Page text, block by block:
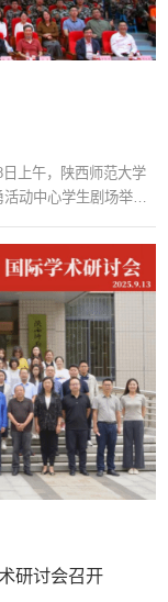
上午，陕西师范大学
动中心学生剧场举
代表王晖教授、曹玮
教授、郭富斌教授、
，张宗品副教授、于
研讨会召开